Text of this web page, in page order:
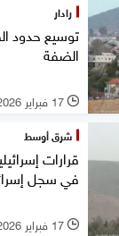
رادار
توسيع حدود
الضفة
l 17 فبراير 2026
شرق أوسط
قرارات
في سجل
l 17 فبراير 2026